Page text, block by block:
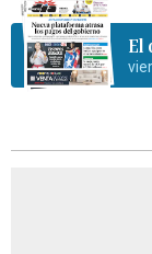
El